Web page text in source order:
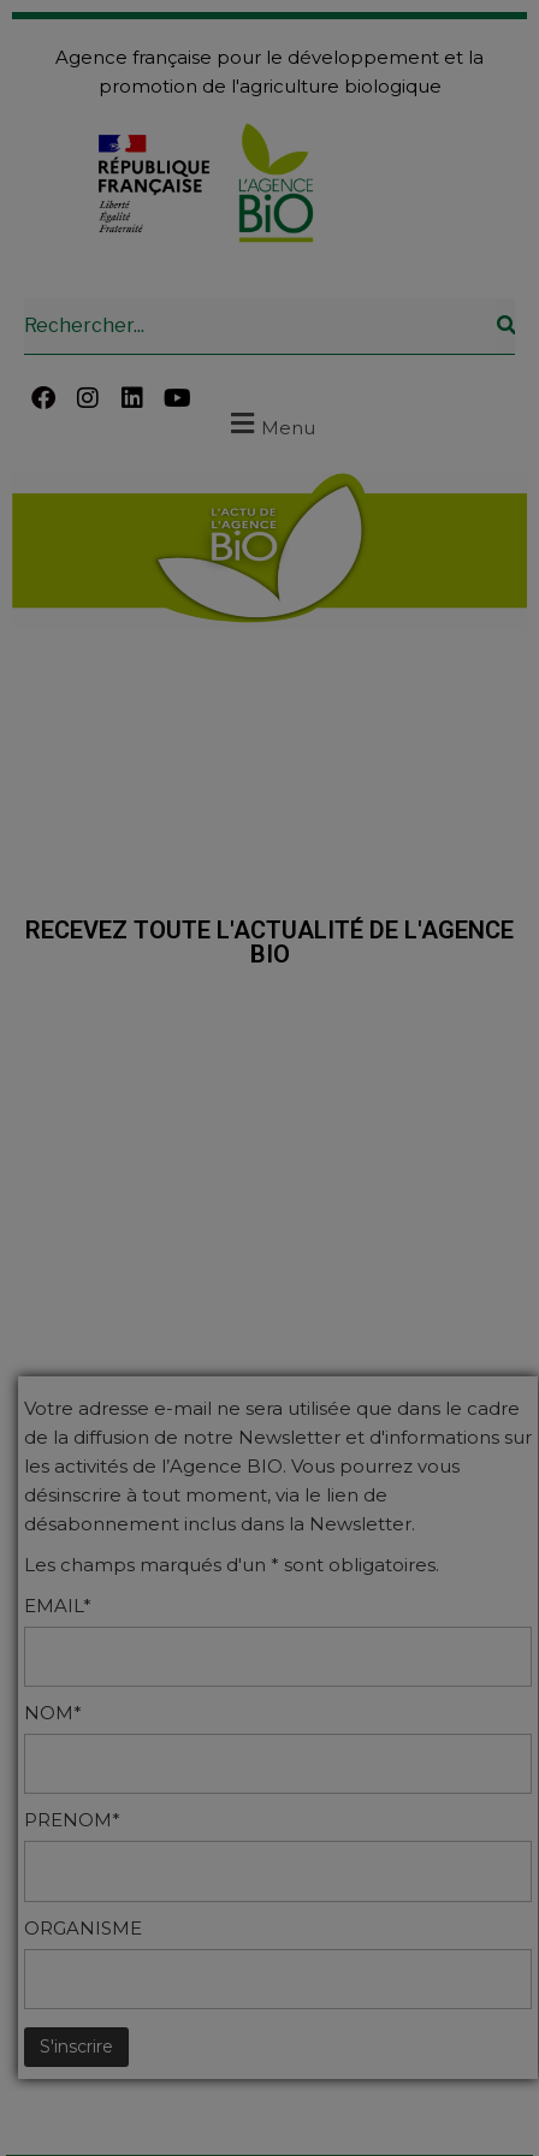
Agence française pour le développement et la
promotion de l'agriculture biologique
Menu
RECEVEZ TOUTE L'ACTUALITÉ DE L'AGENCE
BIO
Votre adresse e-mail ne sera utilisée que dans le cadre
de la diffusion de notre Newsletter et d'informations sur
les activités de l’Agence BIO. Vous pourrez vous
désinscrire à tout moment, via le lien de
désabonnement inclus dans la Newsletter.
Les champs marqués d'un * sont obligatoires.
EMAIL*
NOM*
PRENOM*
ORGANISME